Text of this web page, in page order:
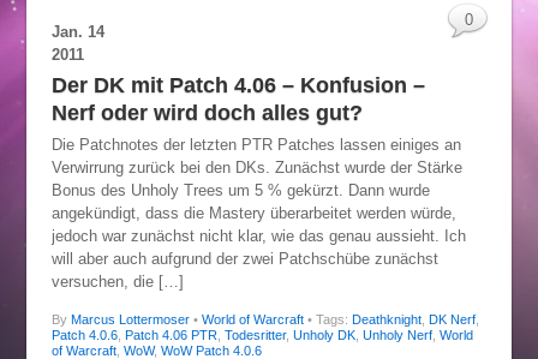
Jan. 14
2011
Der DK mit Patch 4.06 – Konfusion –
Nerf oder wird doch alles gut?
Die Patchnotes der letzten PTR Patches lassen einiges an
Verwirrung zurück bei den DKs. Zunächst wurde der Stärke
Bonus des Unholy Trees um 5 % gekürzt. Dann wurde
angekündigt, dass die Mastery überarbeitet werden würde,
jedoch war zunächst nicht klar, wie das genau aussieht. Ich
will aber auch aufgrund der zwei Patchschübe zunächst
versuchen, die […]
By Marcus Lottermoser• World of Warcraft
0
• Tags: Deathknight, DK Nerf,
Patch 4.0.6, Patch 4.06 PTR, Todesritter, Unholy DK, Unholy Nerf, World
of Warcraft, WoW, WoW Patch 4.0.6